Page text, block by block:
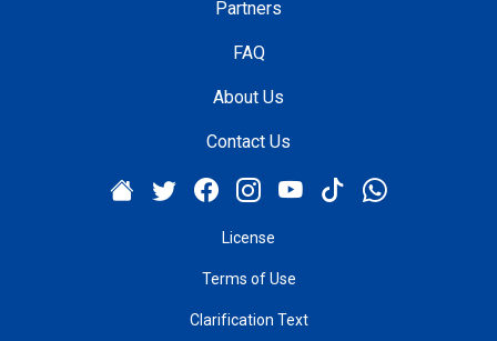
Partners
FAQ
About Us
Contact Us
License
Terms of Use
Clarification Text